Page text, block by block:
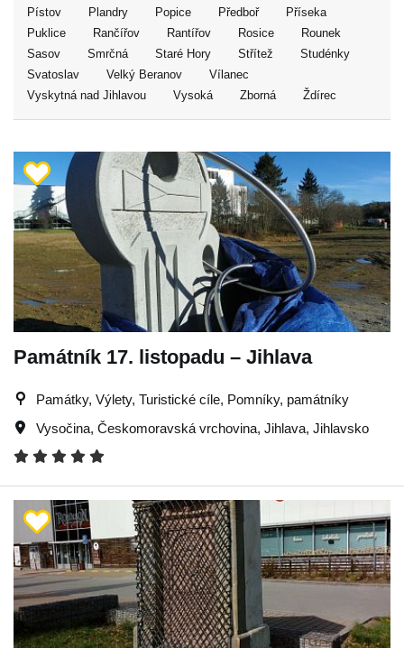
Pístov Plandry Popice Předboř
Příseka
Puklice
Rančířov Rantířov Rosice
Rounek
Sasov
Smrčná Staré Hory Střítež
Studénky
Svatoslav
Velký Beranov
Vílanec
Vyskytná nad Jihlavou
Vysoká Zborná Ždírec
Památník 17. listopadu – Jihlava
Památky, Výlety, Turistické cíle, Pomníky, památníky
Vysočina, Českomoravská vrchovina, Jihlava, Jihlavsko